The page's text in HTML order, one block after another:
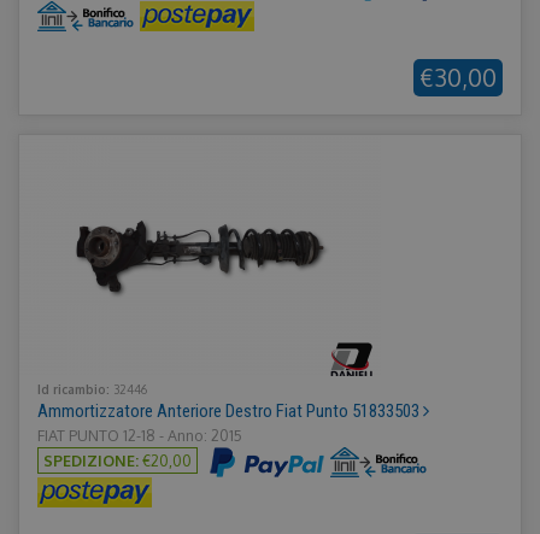
€30,00
Id ricambio: 32446
Ammortizzatore Anteriore Destro Fiat Punto 51833503
FIAT PUNTO 12-18 - Anno: 2015
SPEDIZIONE:€20,00